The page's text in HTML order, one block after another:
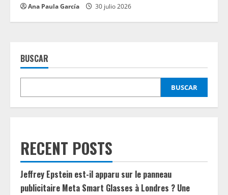
Ana Paula García 30 julio 2026
BUSCAR
BUSCAR
RECENT POSTS
Jeffrey Epstein est-il apparu sur le panneau
publicitaire Meta Smart Glasses à Londres ? Une